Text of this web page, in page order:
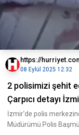
https://
08 Eylül 2025 12:32
2 polisimizi şehit
Çarpıcı detayı
İzmir'de polis
Müdürümü Polis